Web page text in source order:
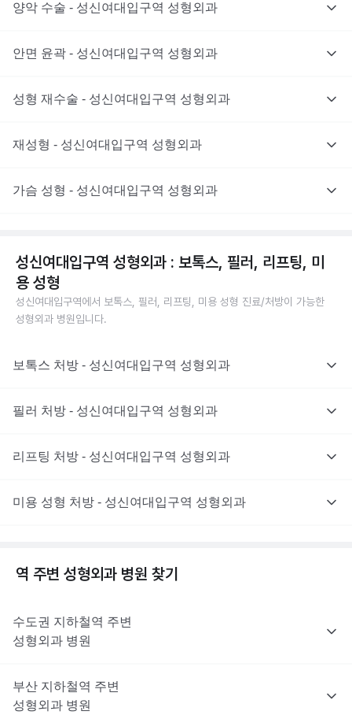
양악 수술 - 성신여대입구역 성형외과
안면 윤곽 - 성신여대입구역 성형외과
성형 재수술 - 성신여대입구역 성형외과
재성형 - 성신여대입구역 성형외과
가슴 성형 - 성신여대입구역 성형외과
성신여대입구역 성형외과 : 보톡스, 필러, 리프팅, 미
용 성형
성신여대입구역에서 보톡스, 필러, 리프팅, 미용 성형 진료/처방이 가능한
성형외과 병원입니다.
보톡스 처방 - 성신여대입구역 성형외과
필러 처방 - 성신여대입구역 성형외과
리프팅 처방 - 성신여대입구역 성형외과
미용 성형 처방 - 성신여대입구역 성형외과
역 주변 성형외과 병원 찾기
수도권 지하철역 주변
성형외과 병원
부산 지하철역 주변
성형외과 병원